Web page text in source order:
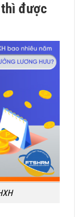
thì được